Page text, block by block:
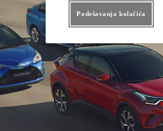
Servis hibrida
Kontrolni pregled vozila
Karoserija i boja
Podešavanja kolačića